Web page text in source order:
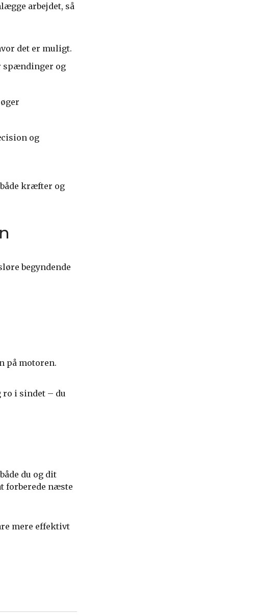
arbejdet, så
det er muligt.
spændinger og
og
kræfter og
begyndende
på motoren.
ro i sindet – du
du og dit
forberede næste
mere effektivt